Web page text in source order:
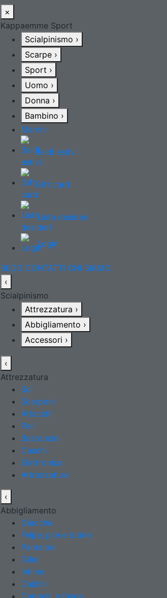
×
Kappaemme Sport
Scialpinismo ›
Scarpe ›
Sport ›
Uomo ›
Donna ›
Bambino ›
Marchi
Saldi estivi
Gift card
Lista desideri
Login
BLOG CONTATTI CHI SIAMO
‹
Scialpinismo
Attrezzatura ›
Abbigliamento ›
Accessori ›
‹
Attrezzatura
Sci
Scarponi
Attacchi
Pelli
Bastoncini
Caschi
Elettronica
Attrezzatura
‹
Abbigliamento
Giacche
Felpe, pile e tutine
Pantaloni
Gilet
Intimo
Calzini
Cappelli e fasce